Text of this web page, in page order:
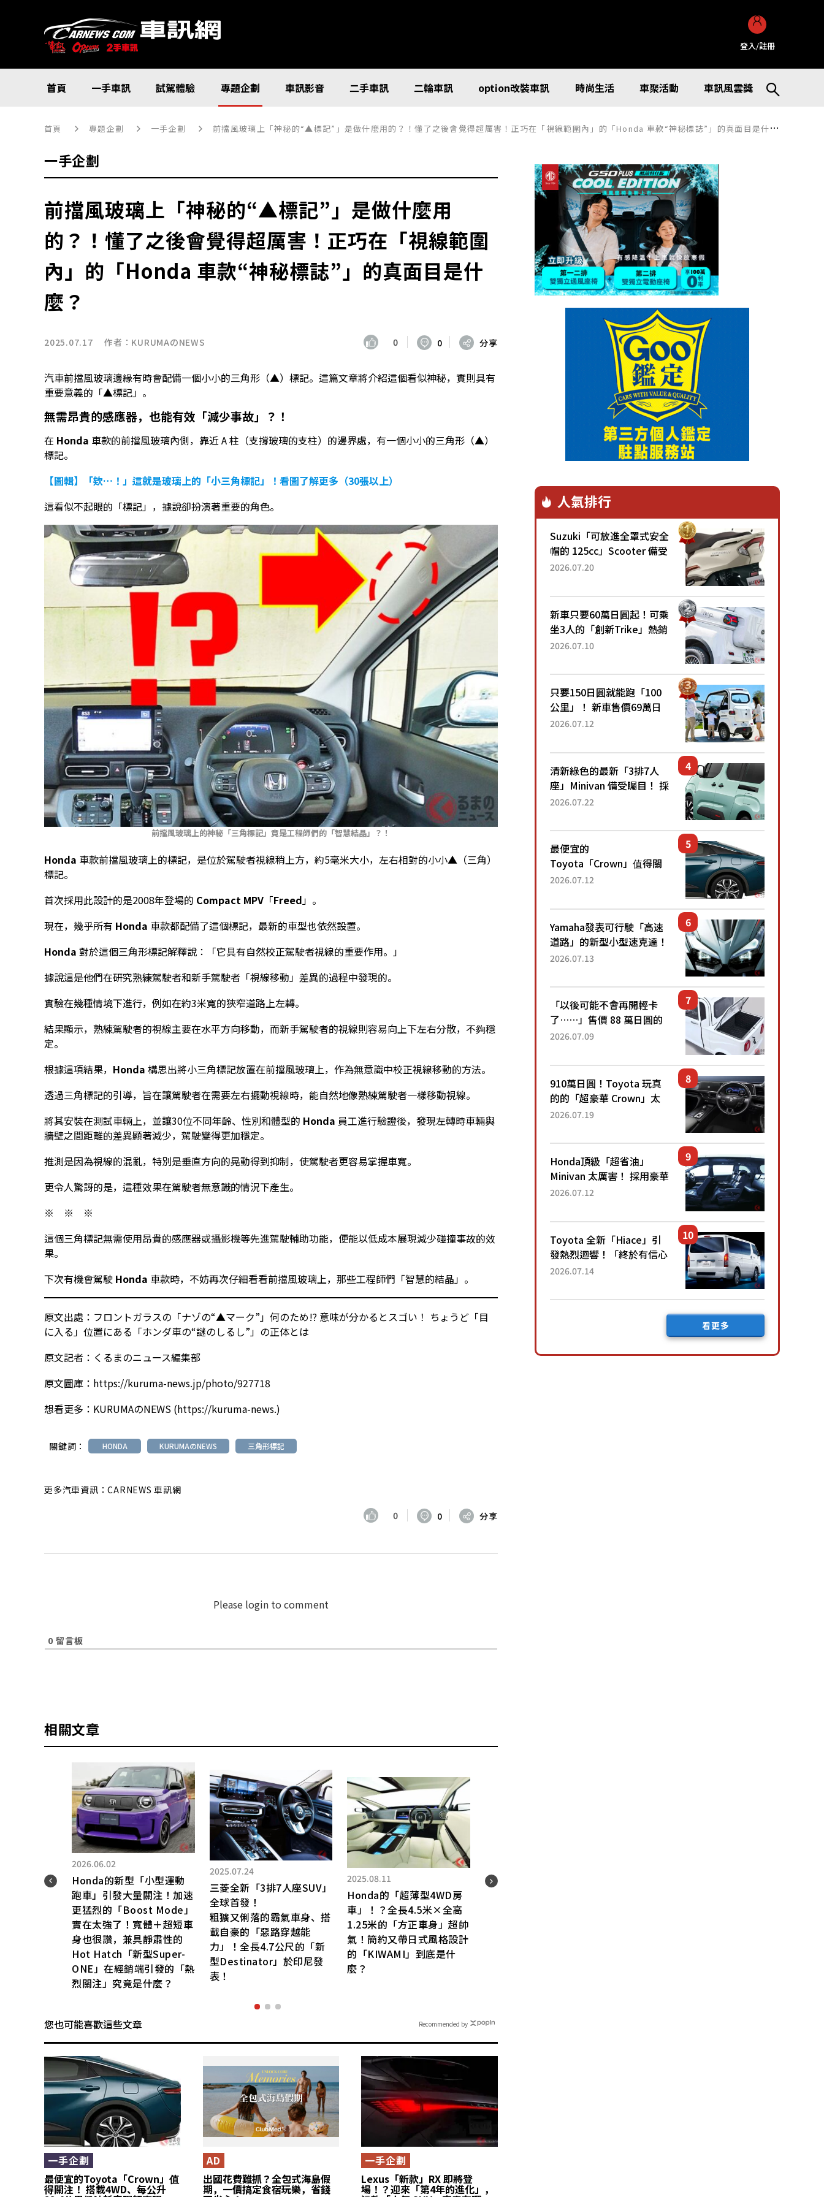
登入/註冊
首頁 一手車訊 試駕體驗 專題企劃 車訊影音 二手車訊 二輪車訊 option改裝車訊 時尚生活 車聚活動 車訊風雲獎
首頁 專題企劃 一手企劃 前擋風玻璃上「神秘的“▲標記”」是做什麼用的？！懂了之後會覺得超厲害！正巧在「視線範圍內」的「Honda 車款“神秘標誌”」的真面目是什麼？
一手企劃
前擋風玻璃上「神秘的“▲標記”」是做什麼用
的？！懂了之後會覺得超厲害！正巧在「視線範圍
內」的「Honda 車款“神秘標誌”」的真面目是什
麼？
2025.07.17 作者： KURUMAのNEWS 0 0 分享
汽車前擋風玻璃邊緣有時會配備一個小小的三角形（▲）標記。這篇文章將介紹這個看似神秘，實則具有
重要意義的「▲標記」。
無需昂貴的感應器，也能有效「減少事故」？！
在 Honda 車款的前擋風玻璃內側，靠近 A 柱（支撐玻璃的支柱）的邊界處，有一個小小的三角形（▲）
標記。
【圖輯】「欸…！」這就是玻璃上的「小三角標記」！看圖了解更多（30張以上）
這看似不起眼的「標記」，據說卻扮演著重要的角色。
前擋風玻璃上的神秘「三角標記」竟是工程師們的「智慧結晶」？！
Honda 車款前擋風玻璃上的標記，是位於駕駛者視線稍上方，約5毫米大小，左右相對的小小▲（三角）
標記。
首次採用此設計的是2008年登場的 Compact MPV 「Freed」。
現在，幾乎所有 Honda 車款都配備了這個標記，最新的車型也依然設置。
Honda 對於這個三角形標記解釋說：「它具有自然校正駕駛者視線的重要作用。」
據說這是他們在研究熟練駕駛者和新手駕駛者「視線移動」差異的過程中發現的。
實驗在幾種情境下進行，例如在約3米寬的狹窄道路上左轉。
結果顯示，熟練駕駛者的視線主要在水平方向移動，而新手駕駛者的視線則容易向上下左右分散，不夠穩
定。
根據這項結果， Honda 構思出將小三角標記放置在前擋風玻璃上，作為無意識中校正視線移動的方法。
透過三角標記的引導，旨在讓駕駛者在需要左右擺動視線時，能自然地像熟練駕駛者一樣移動視線。
將其安裝在測試車輛上，並讓30位不同年齡、性別和體型的 Honda 員工進行驗證後，發現左轉時車輛與
牆壁之間距離的差異顯著減少，駕駛變得更加穩定。
推測是因為視線的混亂，特別是垂直方向的晃動得到抑制，使駕駛者更容易掌握車寬。
更令人驚訝的是，這種效果在駕駛者無意識的情況下產生。
※ ※ ※
這個三角標記無需使用昂貴的感應器或攝影機等先進駕駛輔助功能，便能以低成本展現減少碰撞事故的效
果。
下次有機會駕駛 Honda 車款時，不妨再次仔細看看前擋風玻璃上，那些工程師們「智慧的結晶」。
原文出處： フロントガラスの「ナゾの“▲マーク”」何のため!? 意味が分かるとスゴい！ ちょうど「目
に入る」位置にある「ホンダ車の“謎のしるし”」の正体とは
原文記者： くるまのニュース編集部
原文圖庫： https://kuruma-news.jp/photo/927718
想看更多： KURUMAのNEWS (https://kuruma-news.)
關鍵詞： HONDA KURUMAのNEWS 三角形標記
更多汽車資訊：CARNEWS 車訊網
0 0 分享
Please login to comment
0 留言板
相關文章
2026.06.02
Honda的新型「小型運動
跑車」引發大量關注！加速
更猛烈的「Boost Mode」
實在太強了！寬體＋超短車
身也很讚，兼具靜肅性的
Hot Hatch「新型Super-
ONE」在經銷端引發的「熱
烈關注」究竟是什麼？
2025.07.24
三菱全新「3排7人座SUV」
全球首發！
粗獷又俐落的霸氣車身、搭
載自豪的「惡路穿越能
力」！全長4.7公尺的「新
型Destinator」於印尼發
表！
2025.08.11
Honda的「超薄型4WD房
車」！？全長4.5米×全高
1.25米的「方正車身」超帥
氣！簡約又帶日式風格設計
的「KIWAMI」到底是什
麼？
您也可能喜歡這些文章
最便宜的Toyota「Crown」值
得關注！ 搭載4WD、每公升
一手企劃
出國花費難抓？全包式海島假
期，一價搞定食宿玩樂，省錢
AD
Lexus「新款」RX 即將登
場！？迎來「第4年的進化」，
一手企劃
Recommended by
人氣排行
Suzuki「可放進全罩式安全
帽的 125cc」Scooter 備受
矚目！採用全新流線設計與
已陸續開始出口的新款
「B...
2026.07.20
新車只要60萬日圓起！可乘
坐3人的「創新Trike」熱銷
大賣成為人氣車款！「養車
日圓就能跑100公里」「小
朋友坐得...
2026.07.10
只要150日圓就能跑「100
公里」！ 新車售價69萬日
圓的「3人座」Trike大受歡
為何能迅速熱賣？
2026.07.12
清新綠色的最新「3排7人
座」Minivan 備受矚目！ 採
用全長4.7公尺剛剛好的車
還推出467萬元日圓起的5
人座版...
2026.07.22
最便宜的
Toyota「Crown」值得關
注！ 搭載4WD、每公升
眼！ 配備豐富、超越售價
水準，堪稱高CP值代表的
「...
2026.07.12
Yamaha發表可行駛「高速
道路」的新型小型速克達！
搭載能享受超強勁「渦輪
高階「Super Sport」車款
相同的...
2026.07.13
「以後可能不會再開輕卡
了……」售價 88 萬日圓的
「超迷你輕型貨車」引發兩
100 公里！」「免驗車真的
太棒了！...
2026.07.09
910萬日圓！Toyota 玩真
的的「超豪華 Crown」太
厲害了！採用由「匠人技
運動化「底盤設定」！還配
備專屬豪華...
2026.07.19
Honda頂級「超省油」
Minivan 太厲害！ 採用豪華
「真皮座椅」與專屬「黑色
公里，兼具優異節能表現與
舒適「三...
2026.07.12
Toyota 全新「Hiace」引
發熱烈迴響！「終於有信心
下訂了！」「哪個等級交車
後竟然還要等「超過半年」
2026.07.14
看更多